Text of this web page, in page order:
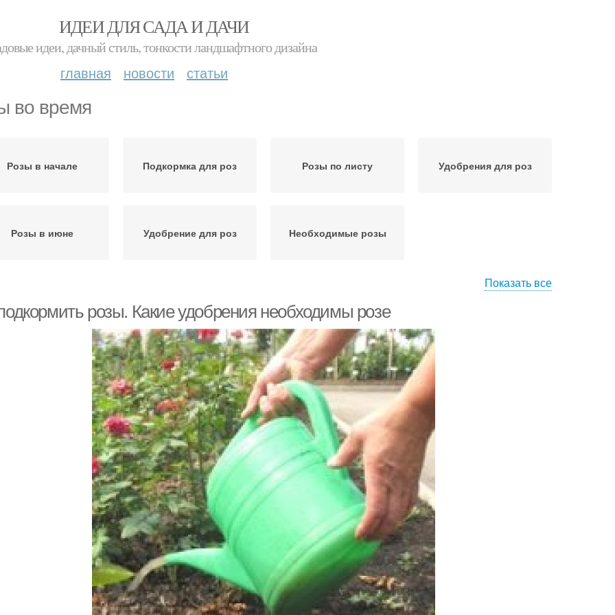
ИДЕИ ДЛЯ САДА И ДАЧИ
идеи, дачный стиль, тонкости ландшафтного дизайна
главная новости статьи
во время
Розы в начале Подкормка для роз Розы по листу Удобрения для роз
Розы в июне Удобрение для роз Необходимые розы
Показать все
розы. Какие удобрения необходимы розе